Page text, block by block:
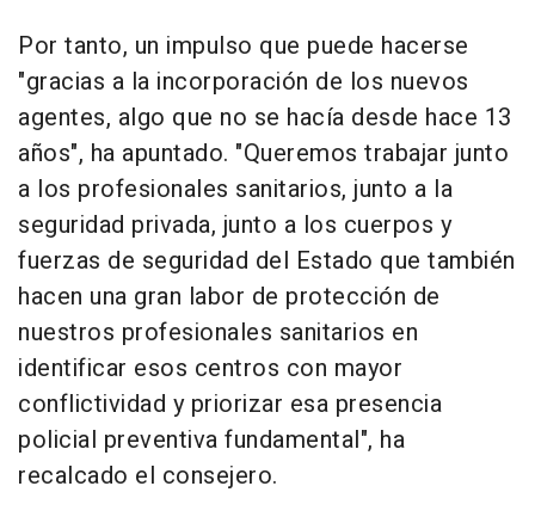
Por tanto, un impulso que puede hacerse
"gracias a la incorporación de los nuevos
agentes, algo que no se hacía desde hace 13
años", ha apuntado. "Queremos trabajar junto
a los profesionales sanitarios, junto a la
seguridad privada, junto a los cuerpos y
fuerzas de seguridad del Estado que también
hacen una gran labor de protección de
nuestros profesionales sanitarios en
identificar esos centros con mayor
conflictividad y priorizar esa presencia
policial preventiva fundamental", ha
recalcado el consejero.